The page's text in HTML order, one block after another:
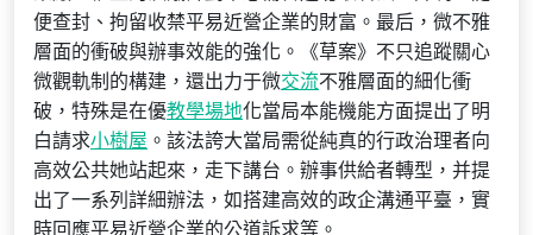
便查封、拘留收禁平易近營企業的財富。最后，微不雅
層面的衝破與辦事效能的強化。《草案》不只追蹤關心
微觀軌制的構建，還出力于微交流不雅層面的細化衝
破，特殊是在優教學場地化當局本能機能方面提出了明
白請求小樹屋 。該法誇大當局需從純真的行政治理者向
高效公共她站起來，走下講台。辦事供給者轉型，并提
出了一系列詳細辦法，如搭建高效的政企溝通平臺，實
時回應平易近營企業的公道訴求等。